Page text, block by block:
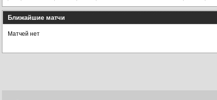
Ближайшие матчи
Матчей нет